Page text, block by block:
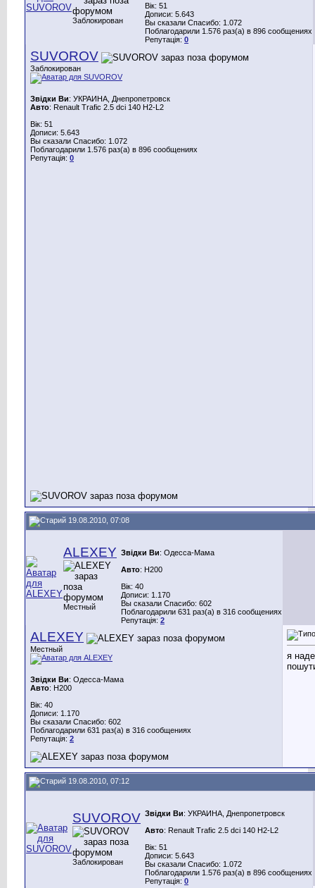
Заблокирован
Вік: 51
Дописи: 5.643
Вы сказали Спасибо: 1.072
Поблагодарили 1.576 раз(а) в 896 сообщениях
Репутація: 0
SUVOROV
Заблокирован
Звідки Ви: УКРАИНА, Днепропетровск
Авто: Renault Trafic 2.5 dci 140 H2-L2
Вік: 51
Дописи: 5.643
Вы сказали Спасибо: 1.072
Поблагодарили 1.576 раз(а) в 896 сообщениях
Репутація: 0
19.08.2010, 07:08
ALEXEY
Местный
Звідки Ви: Одесса-Мама
Авто: H200
Вік: 40
Дописи: 1.170
Вы сказали Спасибо: 602
Поблагодарили 631 раз(а) в 316 сообщениях
Репутація: 2
ALEXEY
Местный
Звідки Ви: Одесса-Мама
Авто: H200
Вік: 40
Дописи: 1.170
Вы сказали Спасибо: 602
Поблагодарили 631 раз(а) в 316 сообщениях
Репутація: 2
я
19.08.2010, 07:12
SUVOROV
Заблокирован
Звідки Ви: УКРАИНА, Днепропетровск
Авто: Renault Trafic 2.5 dci 140 H2-L2
Вік: 51
Дописи: 5.643
Вы сказали Спасибо: 1.072
Поблагодарили 1.576 раз(а) в 896 сообщениях
Репутація: 0